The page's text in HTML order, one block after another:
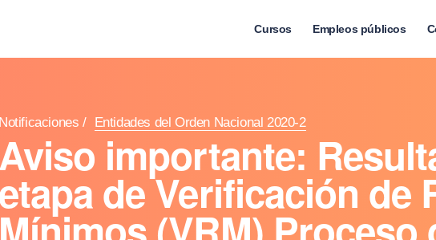
Cursos Empleos públicos
Notificaciones / Entidades del Orden Nacional 2020-2
Aviso importante:
etapa de Verificación de